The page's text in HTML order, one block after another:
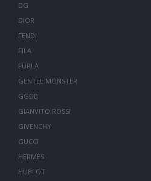
DG
DIOR
FENDI
FILA
FURLA
GENTLE MONSTER
GGDB
GIANVITO ROSSI
GIVENCHY
GUCCI
HERMES
HUBLOT